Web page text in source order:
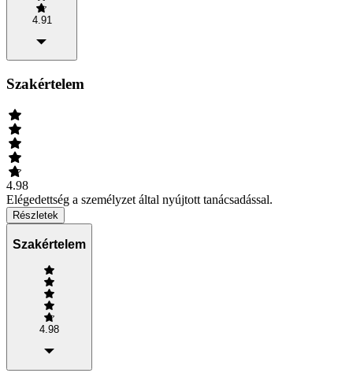
4.91
Szakértelem
4.98
Elégedettség a személyzet által nyújtott tanácsadással.
Részletek
Szakértelem
4.98